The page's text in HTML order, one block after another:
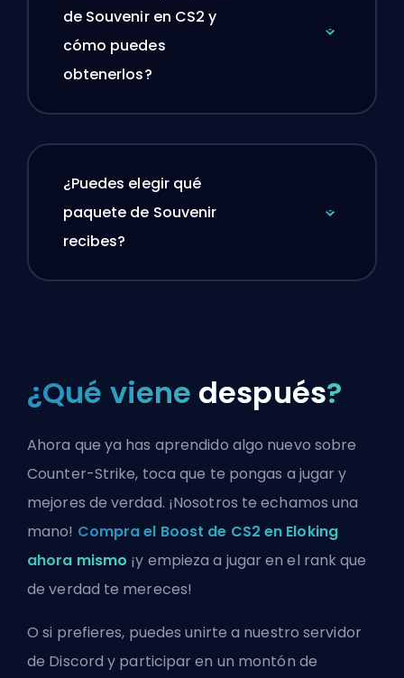
de Souvenir en CS2 y
cómo puedes
obtenerlos?
¿Puedes elegir qué
paquete de Souvenir
recibes?
¿Qué viene después?
Ahora que ya has aprendido algo nuevo sobre
Counter-Strike, toca que te pongas a jugar y
mejores de verdad. ¡Nosotros te echamos una
mano! Compra el Boost de CS2 en Eloking
ahora mismo ¡y empieza a jugar en el rank que
de verdad te mereces!
O si prefieres, puedesunirte a nuestro servidor
de Discord y participar en un montón de